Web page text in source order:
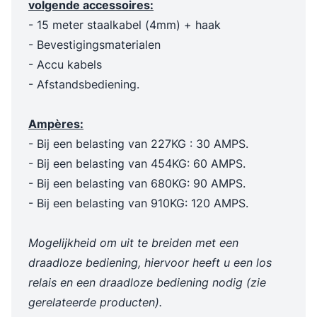
volgende accessoires:
- 15 meter staalkabel (4mm) + haak
- Bevestigingsmaterialen
- Accu kabels
- Afstandsbediening.
Ampères:
- Bij een belasting van 227KG : 30 AMPS.
- Bij een belasting van 454KG: 60 AMPS.
- Bij een belasting van 680KG: 90 AMPS.
- Bij een belasting van 910KG: 120 AMPS.
Mogelijkheid om uit te breiden met een
draadloze bediening, hiervoor heeft u een los
relais en een draadloze bediening nodig (zie
gerelateerde producten).